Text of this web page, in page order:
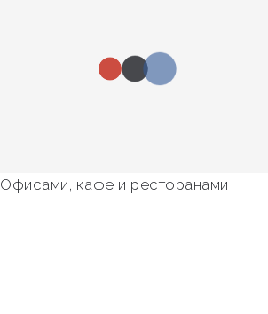
Офисами, кафе и ресторанами